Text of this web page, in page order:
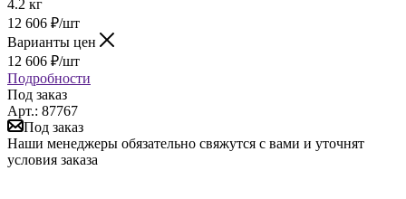
4.2 кг
12 606 ₽/шт
Варианты цен
12 606 ₽/шт
Подробности
Под заказ
Арт.: 87767
Под заказ
Наши менеджеры обязательно свяжутся с вами и уточнят
условия заказа